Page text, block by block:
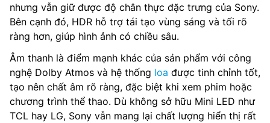
nhưng vẫn giữ được độ chân thực đặc trưng của Sony.
Bên cạnh đó, HDR hỗ trợ tái tạo vùng sáng và tối rõ
ràng hơn, giúp hình ảnh có chiều sâu.
Âm thanh là điểm mạnh khác của sản phẩm với công
nghệ Dolby Atmos và hệ thống loa được tinh chỉnh tốt,
tạo nên chất âm rõ ràng, đặc biệt khi xem phim hoặc
chương trình thể thao. Dù không sở hữu Mini LED như
TCL hay LG, Sony vẫn mang lại chất lượng hiển thị rất